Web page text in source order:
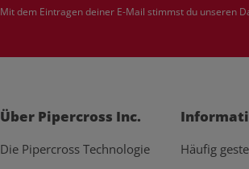
Mit dem Eintragen deiner E-Mail stimmst du unseren
Über Pipercross Inc.
Die Pipercross Technologie
Häufig